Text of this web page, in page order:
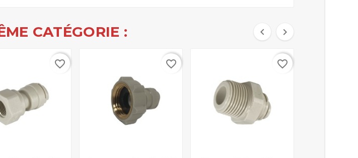
CATÉGORIE :  
favorite_border favorite_border favorite_border